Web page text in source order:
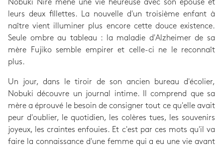
Nobuki Niré mène une vie heureuse avec son épouse et
leurs deux fillettes. La nouvelle d'un troisième enfant à
naître vient illuminer plus encore cette douce existence.
Seule ombre au tableau : la maladie d'Alzheimer de sa
mère Fujiko semble empirer et celle-ci ne le reconnaît
plus.
Un jour, dans le tiroir de son ancien bureau d'écolier,
Nobuki découvre un journal intime. Il comprend que sa
mère a éprouvé le besoin de consigner tout ce qu'elle avait
peur d'oublier, le quotidien, les colères tues, les souvenirs
joyeux, les craintes enfouies. Et c'est par ces mots qu'il va
faire la connaissance d'une femme qui a eu une vie avant